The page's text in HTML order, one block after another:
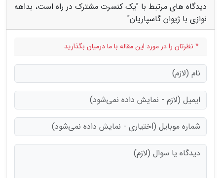
دیدگاه های مرتبط با "یک کنسرت مشترک در راه است، بداهه
نوازی با ژیوان گاسپاریان"
* نظرتان را در مورد این مقاله با ما درمیان بگذارید